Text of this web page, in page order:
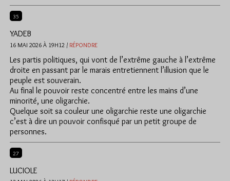
35
YADEB
16 MAI 2026 À 19H12 / RÉPONDRE
Les partis politiques, qui vont de l’extrême gauche à l’extrême
droite en passant par le marais entretiennent l’illusion que le
peuple est souverain.
Au final le pouvoir reste concentré entre les mains d’une
minorité, une oligarchie.
Quelque soit sa couleur une oligarchie reste une oligarchie
c’est à dire un pouvoir confisqué par un petit groupe de
personnes.
27
LUCIOLE